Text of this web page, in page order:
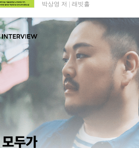
박상영 저 래빗홀